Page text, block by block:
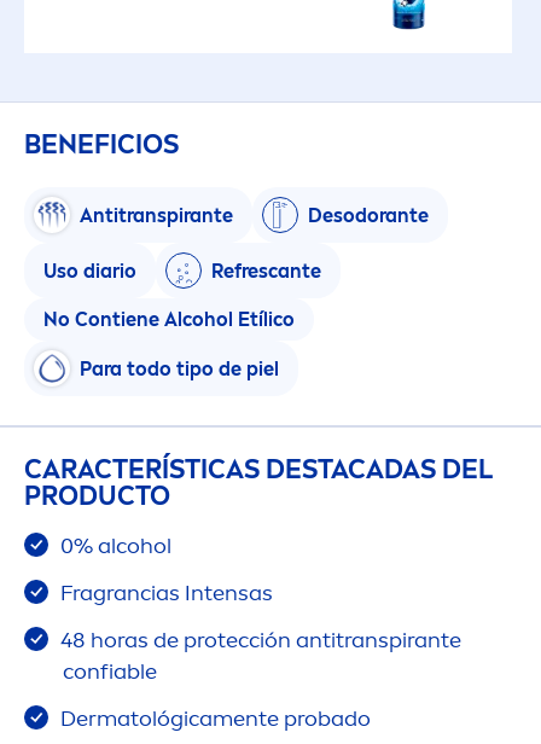
BENEFICIOS
Antitranspirante Desodorante
Uso diario Refrescante
No Contiene Alcohol Etílico
Para todo tipo de piel
CARACTERÍSTICAS DESTACADAS DEL
PRODUCTO
0% alcohol
Fragrancias Intensas
48 horas de protección antitranspirante
confiable
Dermatológicamente probado